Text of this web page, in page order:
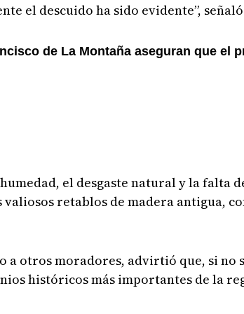
el descuido ha sido evidente”,
de La Montaña aseguran que el
humedad, el desgaste natural y la
retablos de madera antigua,
a otros moradores, advirtió que, si no
históricos más importantes de la